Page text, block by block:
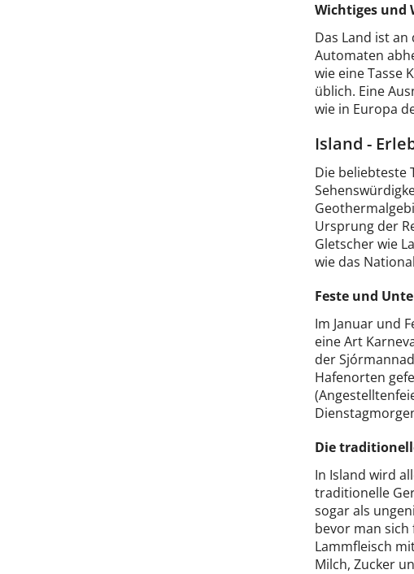
Wichtiges und
Das Land ist
Automaten
wie eine Tasse
üblich. Eine
wie in Europa
Island -
Die beliebteste
Ursprung der
Gletscher wie
wie das
Feste und
Im Januar und
eine Art
der
Hafenorten
Die
In Island wird
traditionelle
sogar als
bevor man
Lammfleisch
Milch, Zucker